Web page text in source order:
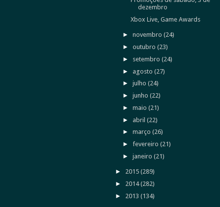
dezembro
Xbox Live, Game Awards
►novembro(24)
►outubro(23)
► setembro(24)
► agosto(27)
►julho(24)
►junho(22)
►maio(21)
► abril(22)
►março(26)
►fevereiro(21)
►janeiro(21)
► 2015 (289)
► 2014(282)
► 2013 (134)